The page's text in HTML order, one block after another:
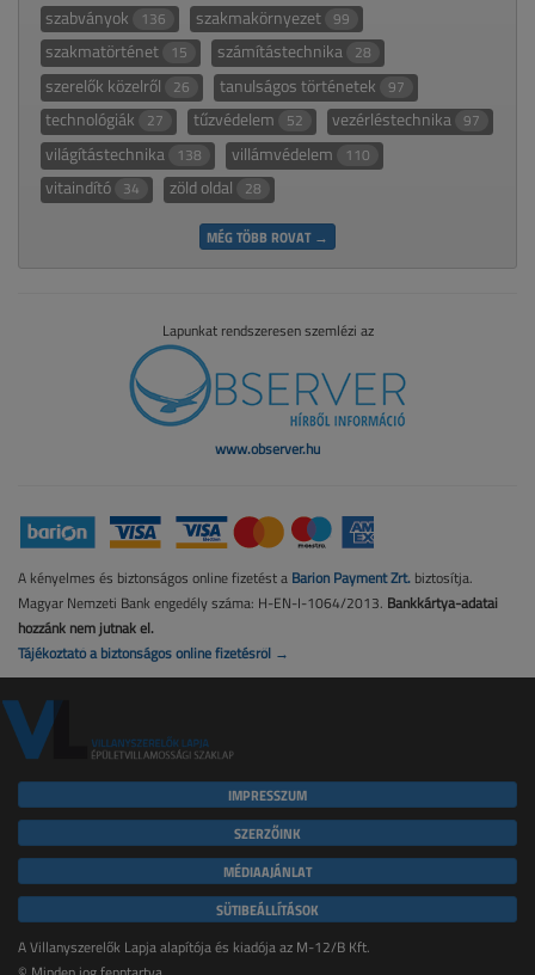
szabványok 136 szakmakörnyezet 99
szakmatörténet 15 számítástechnika 28
szerelők közelről 26 tanulságos történetek 97
technológiák 27 tűzvédelem 52 vezérléstechnika 97
világítástechnika 138 villámvédelem 110
vitaindító 34 zöld oldal 28
MÉG TÖBB ROVAT →
Lapunkat rendszeresen szemlézi az
www.observer.hu
A kényelmes és biztonságos online fizetést a Barion Payment Zrt. biztosítja.
Magyar Nemzeti Bank engedély száma: H-EN-I-1064/2013. Bankkártya-adatai
hozzánk nem jutnak el.
Tájékoztató a biztonságos online fizetésről →
IMPRESSZUM
SZERZŐINK
MÉDIAAJÁNLAT
SÜTIBEÁLLÍTÁSOK
A Villanyszerelők Lapja alapítója és kiadója az M-12/B Kft.